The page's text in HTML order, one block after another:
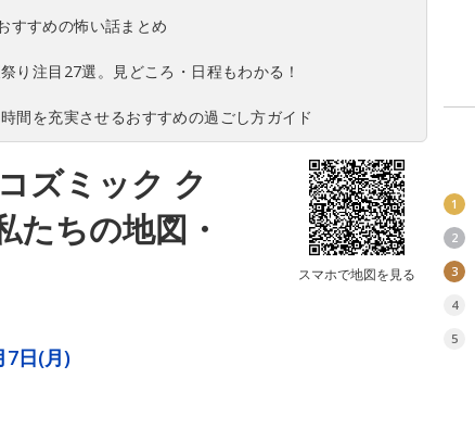
すすめの怖い話まとめ
り注目27選。見どころ・日程もわかる！
間を充実させるおすすめの過ごし方ガイド
ズミック ク
たちの地図・
スマホで地図を見る
7日(月)
1
2
3
4
5